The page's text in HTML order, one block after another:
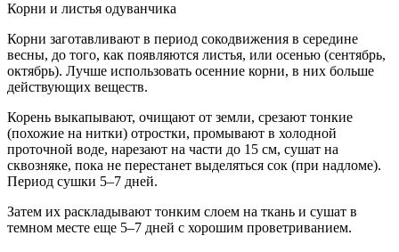
Корни и листья одуванчика
Корни заготавливают в период сокодвижения в середине
весны, до того, как появляются листья, или осенью (сентябрь,
октябрь). Лучше использовать осенние корни, в них больше
действующих веществ.
Корень выкапывают, очищают от земли, срезают тонкие
(похожие на нитки) отростки, промывают в холодной
проточной воде, нарезают на части до 15 см, сушат на
сквозняке, пока не перестанет выделяться сок (при надломе).
Период сушки 5–7 дней.
Затем их раскладывают тонким слоем на ткань и сушат в
темном месте еще 5–7 дней с хорошим проветриванием.